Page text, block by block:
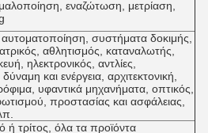
εναζώτωση, μετρίαση,
αυτοματοποίηση, συστήματα δοκιμής,
αθλητισμός, καταναλωτής,
ηλεκτρονικός, αντλίες,
και ενέργεια, αρχιτεκτονική,
υφαντικά μηχανήματα, οπτικός,
προστασίας και ασφάλειας,
ή τρίτος, όλα τα προϊόντα